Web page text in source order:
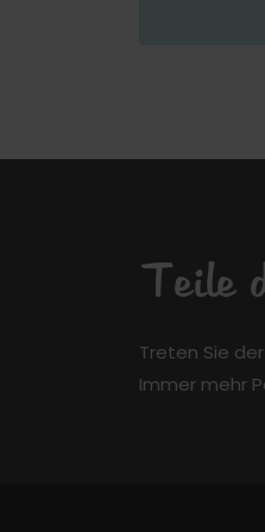
Teile
Treten Sie
Immer mehr